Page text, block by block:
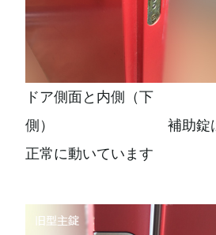
ドア側面と内側（下
側） 補助錠
正常に動いています